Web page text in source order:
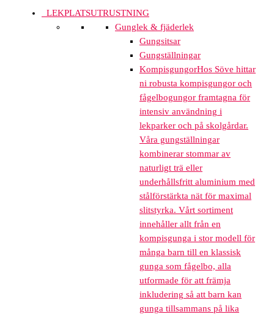
LEKPLATSUTRUSTNING
Gunglek & fjäderlek
Gungsitsar
Gungställningar
KompisgungorHos Söve hittar
ni robusta kompisgungor och
fågelbogungor framtagna för
intensiv användning i
lekparker och på skolgårdar.
Våra gungställningar
kombinerar stommar av
naturligt trä eller
underhållsfritt aluminium med
stålförstärkta nät för maximal
slitstyrka. Vårt sortiment
innehåller allt från en
kompisgunga i stor modell för
många barn till en klassisk
gunga som fågelbo, alla
utformade för att främja
inkludering så att barn kan
gunga tillsammans på lika